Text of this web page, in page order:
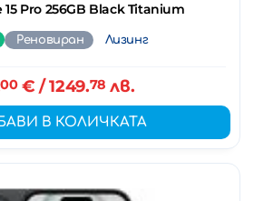
Pro 256GB Black Titanium
Реновиран Лизинг
00€ / 1249.78 лв.
В КОЛИЧКАТА